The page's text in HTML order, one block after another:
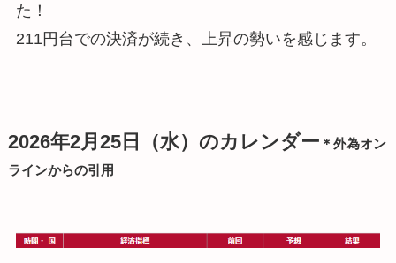
た！
211円台での決済が続き、上昇の勢いを感じます。
2026年2月25日（水）のカレンダー ＊外為オン
ラインからの引用